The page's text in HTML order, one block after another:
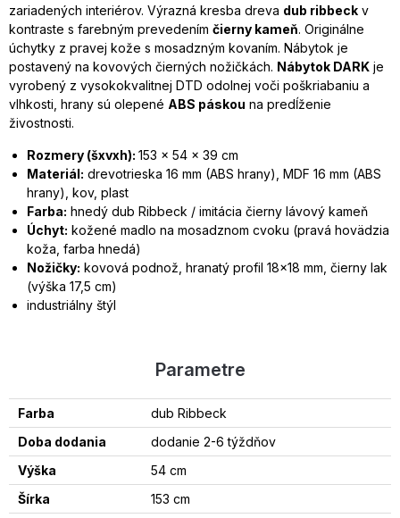
zariadených interiérov. Výrazná kresba dreva dub ribbeck v
kontraste s farebným prevedením čierny kameň. Originálne
úchytky z pravej kože s mosadzným kovaním. Nábytok je
postavený na kovových čierných nožičkách. Nábytok DARK je
vyrobený z vysokokvalitnej DTD odolnej voči poškriabaniu a
vlhkosti, hrany sú olepené ABS páskou na predĺženie
živostnosti.
Rozmery (šxvxh): 153 x 54 x 39 cm
Materiál: drevotrieska 16 mm (ABS hrany), MDF 16 mm (ABS
hrany), kov, plast
Farba: hnedý dub Ribbeck / imitácia čierny lávový kameň
Úchyt: kožené madlo na mosadznom cvoku (pravá hovädzia
koža, farba hnedá)
Nožičky: kovová podnož, hranatý profil 18×18 mm, čierny lak
(výška 17,5 cm)
industriálny štýl
Parametre
Farba
dub Ribbeck
Doba dodania
dodanie 2-6 týždňov
Výška
54 cm
Šírka
153 cm